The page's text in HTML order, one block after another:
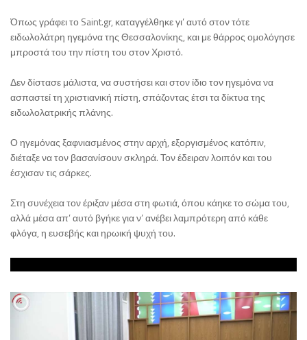
Όπως γράφει το Saint.gr, καταγγέλθηκε γι’ αυτό στον τότε
ειδωλολάτρη ηγεμόνα της Θεσσαλονίκης, και με θάρρος ομολόγησε
μπροστά του την πίστη του στον Χριστό.
Δεν δίστασε μάλιστα, να συστήσει και στον ίδιο τον ηγεμόνα να
ασπαστεί τη χριστιανική πίστη, σπάζοντας έτσι τα δίκτυα της
ειδωλολατρικής πλάνης.
Ο ηγεμόνας ξαφνιασμένος στην αρχή, εξοργισμένος κατόπιν,
διέταξε να τον βασανίσουν σκληρά. Τον έδειραν λοιπόν και του
έσχισαν τις σάρκες.
Στη συνέχεια τον έριξαν μέσα στη φωτιά, όπου κάηκε το σώμα του,
αλλά μέσα απ’ αυτό βγήκε για ν’ ανέβει λαμπρότερη από κάθε
φλόγα, η ευσεβής και ηρωική ψυχή του.